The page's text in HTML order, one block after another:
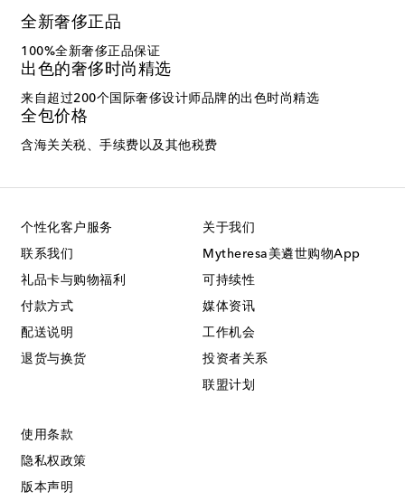
全新奢侈正品
100%全新奢侈正品保证
出色的奢侈时尚精选
来自超过200个国际奢侈设计师品牌的出色时尚精选
全包价格
含海关关税、手续费以及其他税费
个性化客户服务
联系我们
礼品卡与购物福利
付款方式
配送说明
退货与换货
关于我们
Mytheresa美遴世购物App
可持续性
媒体资讯
工作机会
投资者关系
联盟计划
使用条款
隐私权政策
版本声明